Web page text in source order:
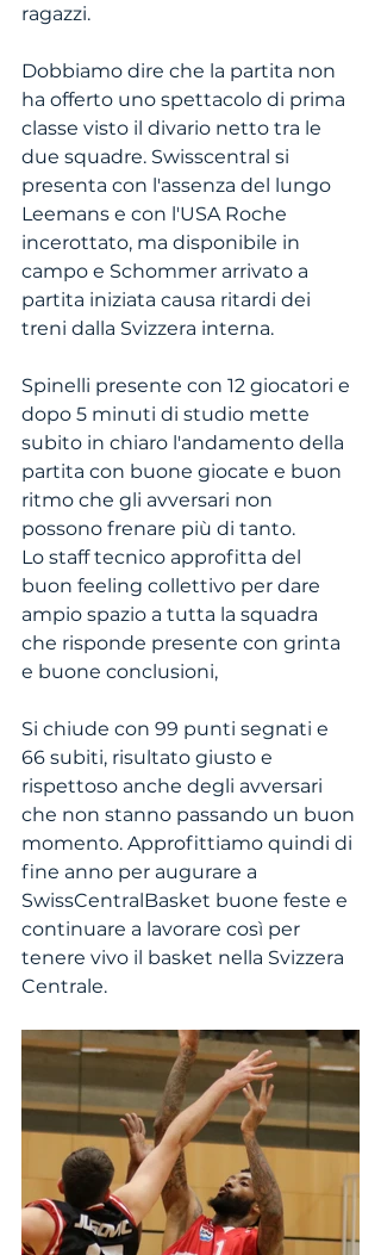
ragazzi.
Dobbiamo dire che la partita non
ha offerto uno spettacolo di prima
classe visto il divario netto tra le
due squadre. Swisscentral si
presenta con l'assenza del lungo
Leemans e con l'USA Roche
incerottato, ma disponibile in
campo e Schommer arrivato a
partita iniziata causa ritardi dei
treni dalla Svizzera interna.
Spinelli presente con 12 giocatori e
dopo 5 minuti di studio mette
subito in chiaro l'andamento della
partita con buone giocate e buon
ritmo che gli avversari non
possono frenare più di tanto.
Lo staff tecnico approfitta del
buon feeling collettivo per dare
ampio spazio a tutta la squadra
che risponde presente con grinta
e buone conclusioni,
Si chiude con 99 punti segnati e
66 subiti, risultato giusto e
rispettoso anche degli avversari
che non stanno passando un buon
momento. Approfittiamo quindi di
fine anno per augurare a
SwissCentralBasket buone feste e
continuare a lavorare così per
tenere vivo il basket nella Svizzera
Centrale.